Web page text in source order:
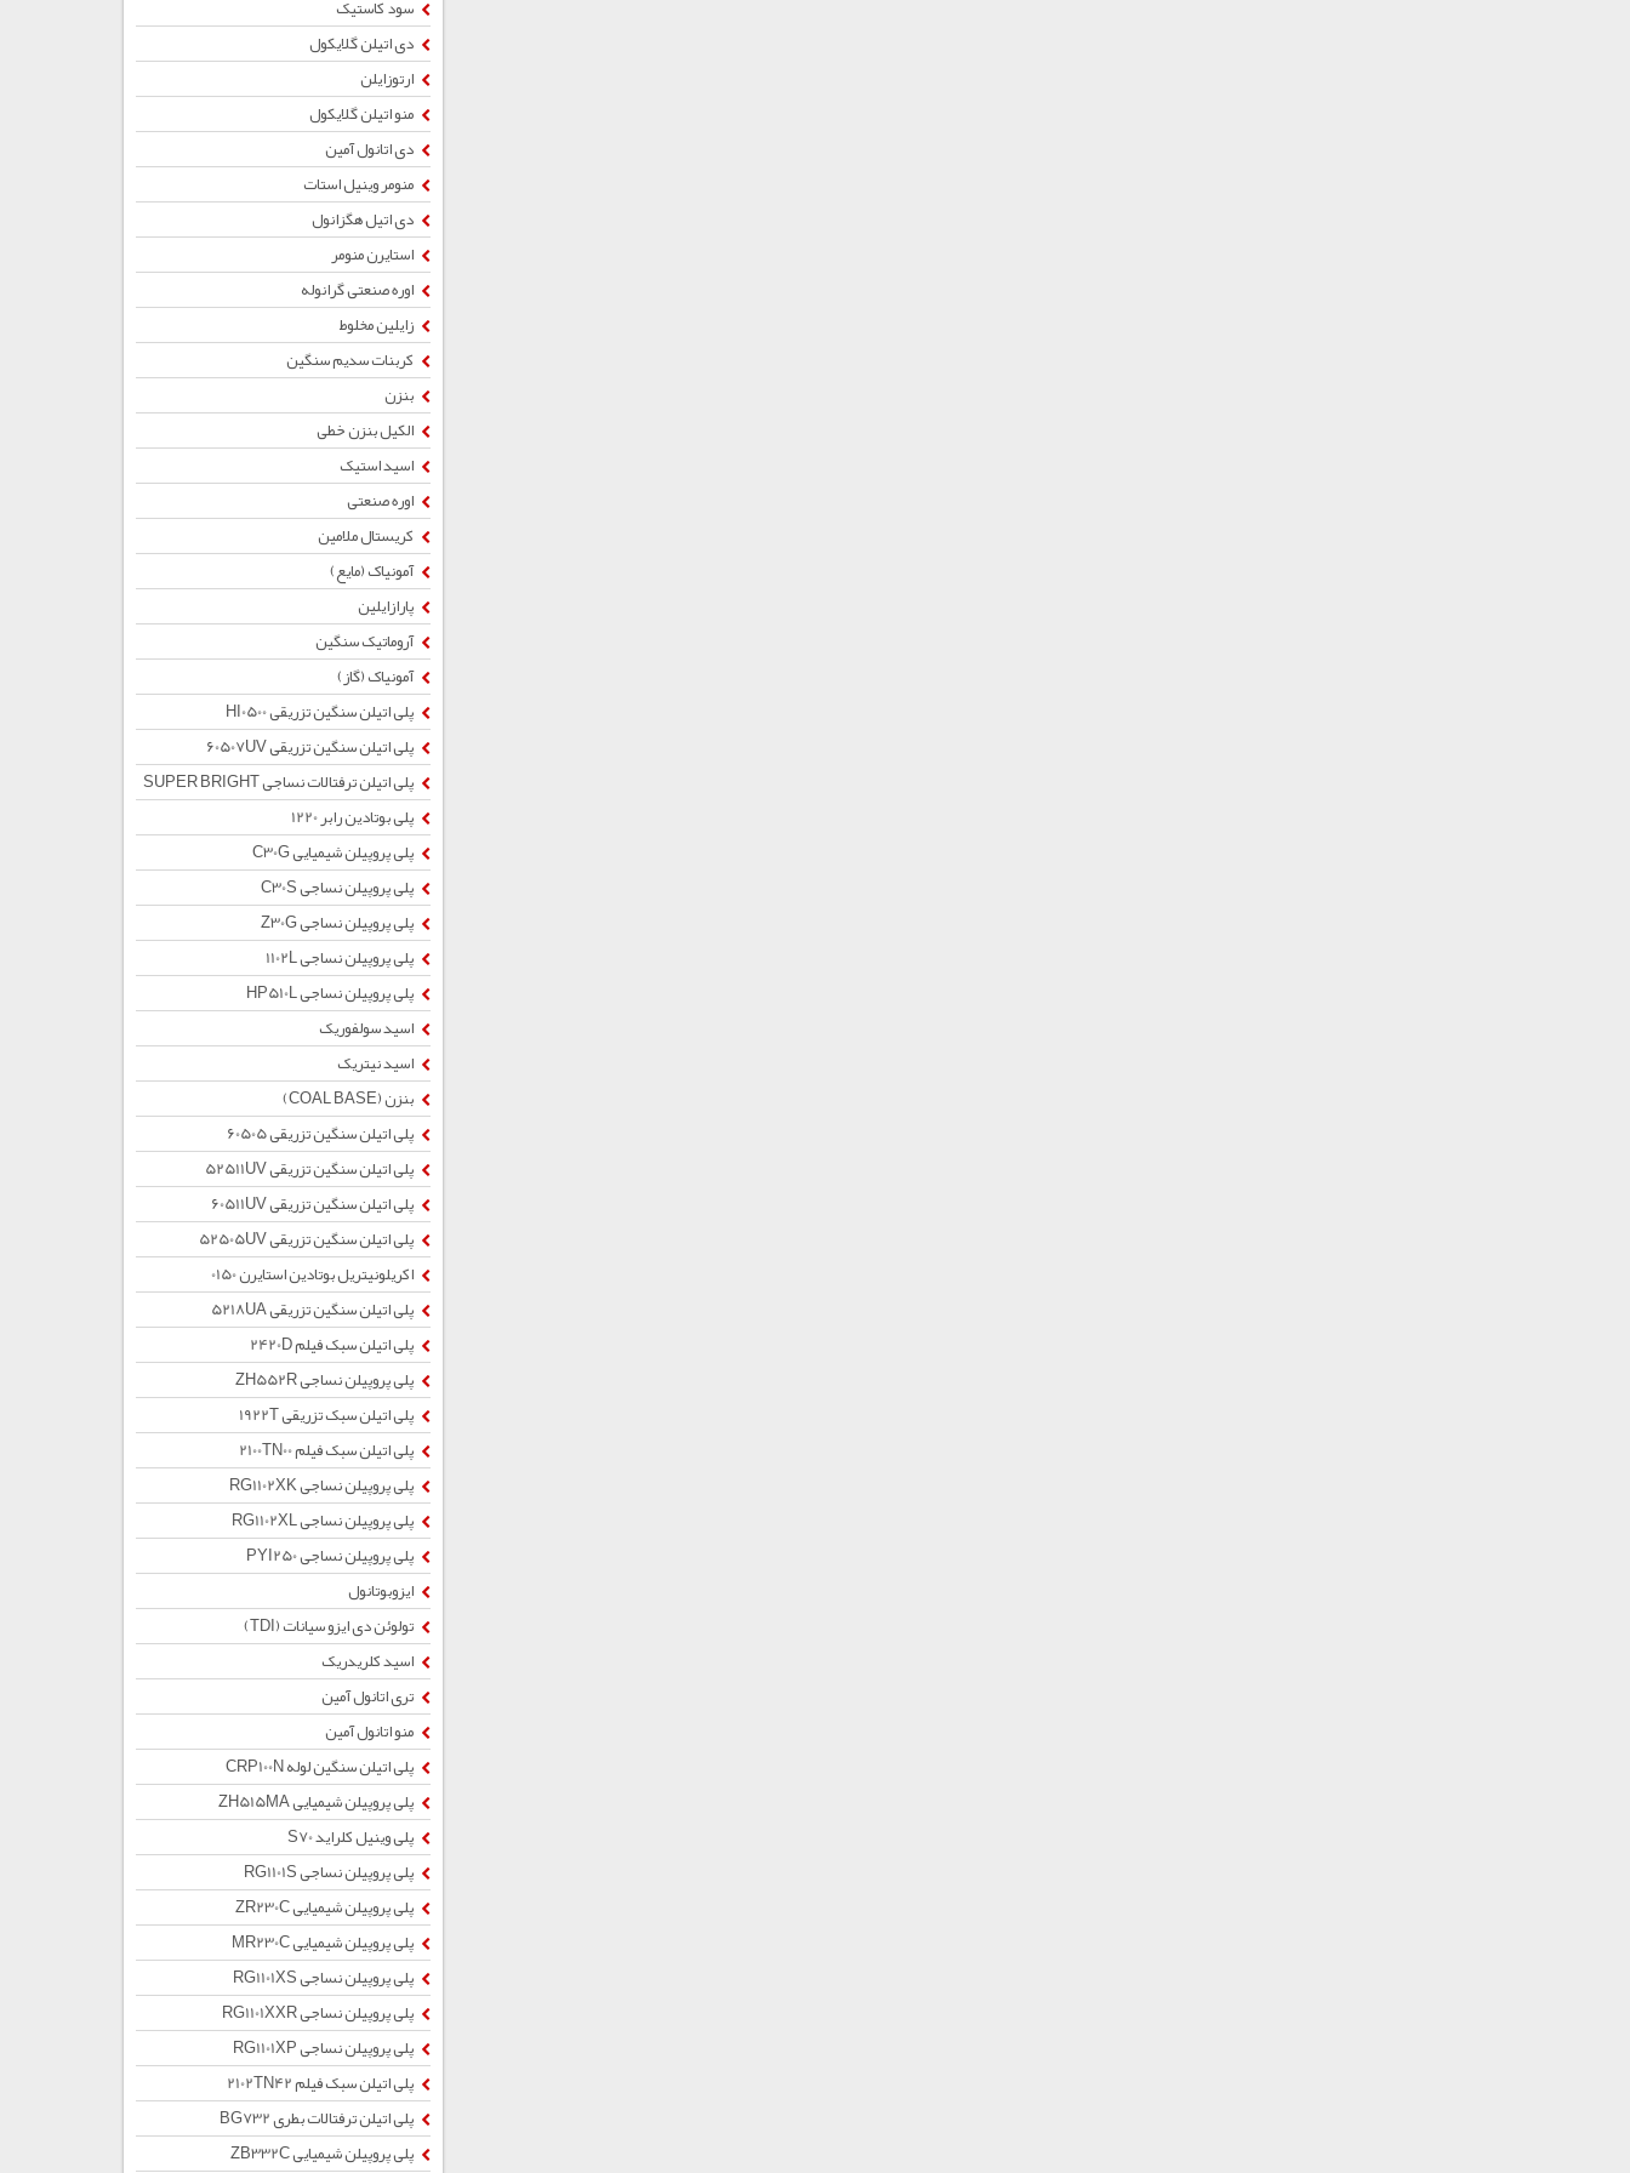
سود کاستیک
دی اتیلن گلایکول
ارتوزایلن
منو اتیلن گلایکول
دی اتانول آمین
منومر وینیل استات
دی اتیل هگزانول
استایرن منومر
اوره صنعتی گرانوله
زایلین مخلوط
کربنات سدیم سنگین
بنزن
الکیل بنزن خطی
اسید استیک
اوره صنعتی
کریستال ملامین
آمونیاک (مایع)
پارازایلین
آروماتیک سنگین
آمونیاک (گاز)
پلی اتیلن سنگین تزریقی HI0500
پلی اتیلن سنگین تزریقی 60507UV
پلی اتیلن ترفتالات نساجی SUPER BRIGHT
پلی بوتادین رابر 1220
پلی پروپیلن شیمیایی C30G
پلی پروپیلن نساجی C30S
پلی پروپیلن نساجی Z30G
پلی پروپیلن نساجی 1102L
پلی پروپیلن نساجی HP510L
اسید سولفوریک
اسید نیتریک
بنزن (COAL BASE)
پلی اتیلن سنگین تزریقی 60505
پلی اتیلن سنگین تزریقی 52511UV
پلی اتیلن سنگین تزریقی 60511UV
پلی اتیلن سنگین تزریقی 52505UV
اکریلونیتریل بوتادین استایرن 0150
پلی اتیلن سنگین تزریقی 5218UA
پلی اتیلن سبک فیلم 2420D
پلی پروپیلن نساجی ZH552R
پلی اتیلن سبک تزریقی 1922T
پلی اتیلن سبک فیلم 2100TN00
پلی پروپیلن نساجی RG1102XK
پلی پروپیلن نساجی RG1102XL
پلی پروپیلن نساجی PYI250
ایزوبوتانول
تولوئن دی ایزو سیانات (TDI)
اسید کلریدریک
تری اتانول آمین
منو اتانول آمین
پلی اتیلن سنگین لوله CRP100N
پلی پروپیلن شیمیایی ZH515MA
پلی وینیل کلراید S70
پلی پروپیلن نساجی RG1101S
پلی پروپیلن شیمیایی ZR230C
پلی پروپیلن شیمیایی MR230C
پلی پروپیلن نساجی RG1101XS
پلی پروپیلن نساجی RG1101XXR
پلی پروپیلن نساجی RG1101XP
پلی اتیلن سبک فیلم 2102TN42
پلی اتیلن ترفتالات بطری BG732
پلی پروپیلن شیمیایی ZB332C